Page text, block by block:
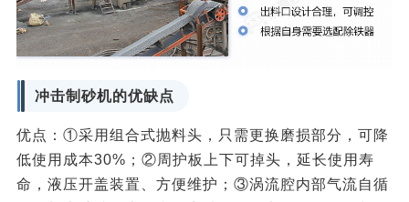
冲击制砂机的优缺点
优点：①采用组合式抛料头，只需更换磨损部分，可降
低使用成本30%；②周护板上下可掉头，延长使用寿
命，液压开盖装置、方便维护；③涡流腔内部气流自循